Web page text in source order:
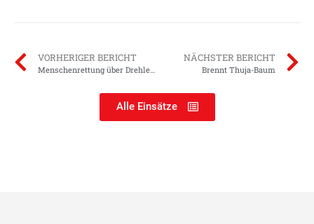
VORHERIGER BERICHT
Menschenrettung über Drehleiter
NÄCHSTER BERICHT
Brennt Thuja-Baum
Alle Einsätze